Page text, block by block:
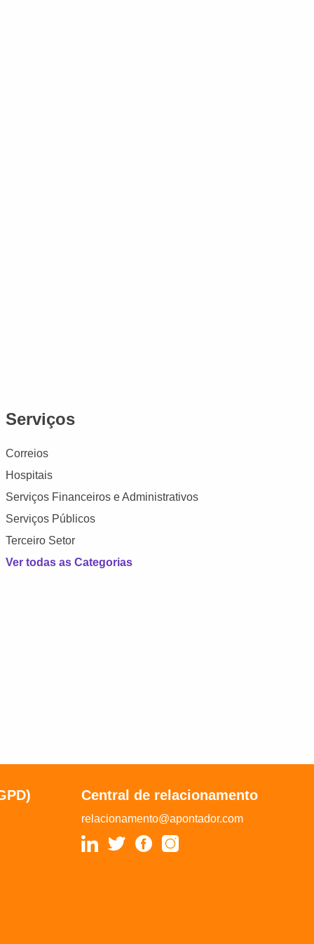
Serviços
Correios
Hospitais
Serviços Financeiros e Administrativos
Serviços Públicos
Terceiro Setor
Ver todas as Categorias
Central de relacionamento
relacionamento@apontador.com